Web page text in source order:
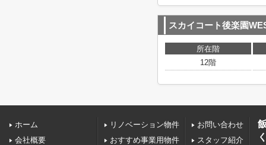
スカイコート後楽園
所在階
12階
ホーム
会社概要
リノベーション物件
おすすめ事業用物件
お問い合わせ
スタッフ紹介